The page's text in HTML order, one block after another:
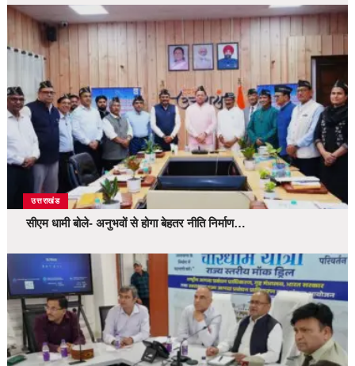
उत्तराखंड
सीएम धामी बोले- अनुभवों से होगा बेहतर नीति निर्माण…